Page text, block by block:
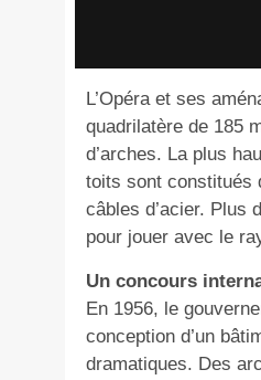
L’Opéra et ses
quadrilatère de 185
d’arches. La plus
toits sont constitués
câbles d’acier. Plus
pour jouer avec le
Un concours
En 1956, le
conception d’un
dramatiques. Des